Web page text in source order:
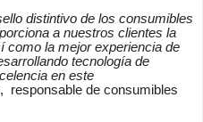
distintivo de los consumibles
a nuestros clientes la
como la mejor experiencia de
tecnología de
en este
responsable de consumibles